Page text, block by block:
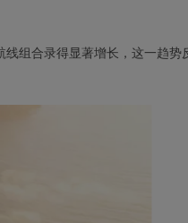
组合录得显著增长，这一趋势